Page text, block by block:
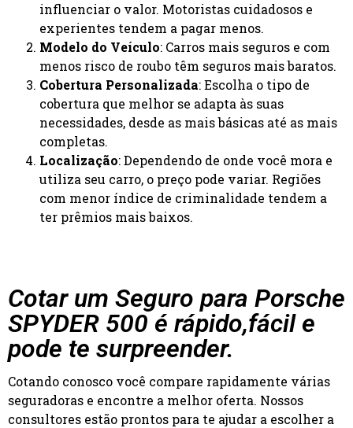
influenciar o valor. Motoristas cuidadosos e
experientes tendem a pagar menos.
Modelo do Veículo: Carros mais seguros e com
menos risco de roubo têm seguros mais baratos.
Cobertura Personalizada: Escolha o tipo de
cobertura que melhor se adapta às suas
necessidades, desde as mais básicas até as mais
completas.
Localização: Dependendo de onde você mora e
utiliza seu carro, o preço pode variar. Regiões
com menor índice de criminalidade tendem a
ter prêmios mais baixos.
Cotar um Seguro para Porsche
SPYDER 500 é rápido,fácil e
pode te surpreender.
Cotando conosco você compare rapidamente várias
seguradoras e encontre a melhor oferta. Nossos
consultores estão prontos para te ajudar a escolher a